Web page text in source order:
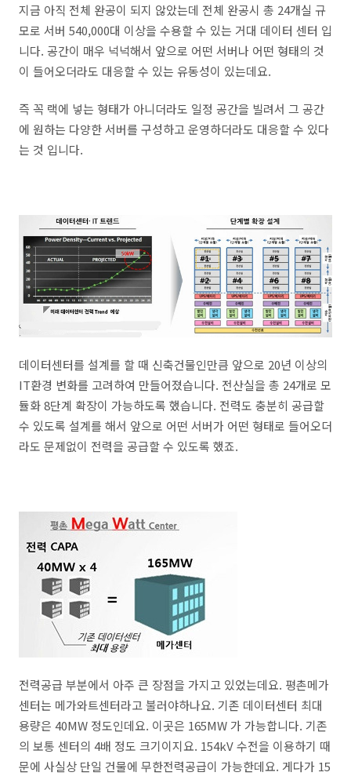
지금 아직 전체 완공이 되지 않았는데 전체 완공시 총 24개실 규
모로 서버 540,000대 이상을 수용할 수 있는 거대 데이터 센터 입
니다. 공간이 매우 넉넉해서 앞으로 어떤 서버나 어떤 형태의 것
이 들어오더라도 대응할 수 있는 유동성이 있는데요.
즉 꼭 랙에 넣는 형태가 아니더라도 일정 공간을 빌려서 그 공간
에 원하는 다양한 서버를 구성하고 운영하더라도 대응할 수 있다
는 것 입니다.
데이터센터를 설계를 할 때 신축건물인만큼 앞으로 20년 이상의
IT환경 변화를 고려하여 만들어졌습니다. 전산실을 총 24개로 모
듈화 8단계 확장이 가능하도록 했습니다. 전력도 충분히 공급할
수 있도록 설계를 해서 앞으로 어떤 서버가 어떤 형태로 들어오더
라도 문제없이 전력을 공급할 수 있도록 했죠.
전력공급 부분에서 아주 큰 장점을 가지고 있었는데요. 평촌메가
센터는 메가와트센터라고 불러야하나요. 기존 데이터센터 최대
용량은 40MW 정도인데요. 이곳은 165MW 가 가능합니다. 기존
의 보통 센터의 4배 정도 크기이지요. 154kV 수전을 이용하기 때
문에 사실상 단일 건물에 무한전력공급이 가능한데요. 게다가 15